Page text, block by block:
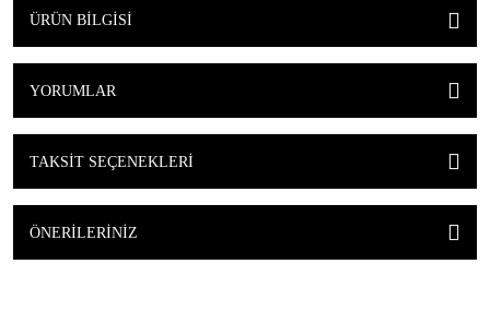
ÜRÜN BILGISI
YORUMLAR
TAKSIT SEÇENEKLERI
ÖNERILERINIZ